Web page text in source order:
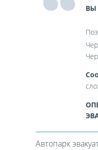
ВЫ
Автопарк